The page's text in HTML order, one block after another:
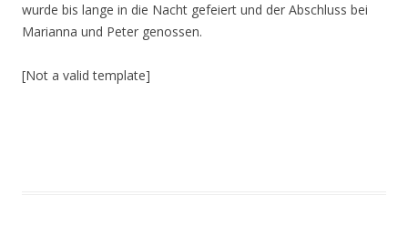
wurde bis lange in die Nacht gefeiert und der Abschluss bei
Marianna und Peter genossen.
[Not a valid template]